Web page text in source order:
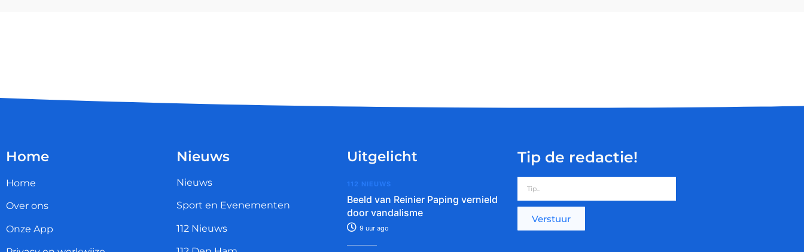
Home
Home
Over ons
Onze App
Nieuws
Nieuws
Sport en Evenementen
112 Nieuws
Uitgelicht
112 NIEUWS
Beeld van Reinier Paping vernield
door vandalisme
9 uur ago
Tip de redactie!
Verstuur